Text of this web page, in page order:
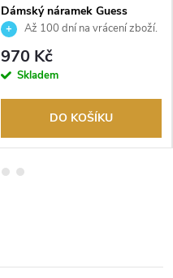
Dámský náramek Guess
JUBB03125JWRHS
Až 100 dní na vrácení zboží.
Autorizovaný prodejce.
970 Kč
Skladem
DO KOŠÍKU